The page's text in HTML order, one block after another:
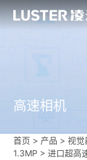
高速相机
首页 > 产品 > 视
1.3MP >进口超高